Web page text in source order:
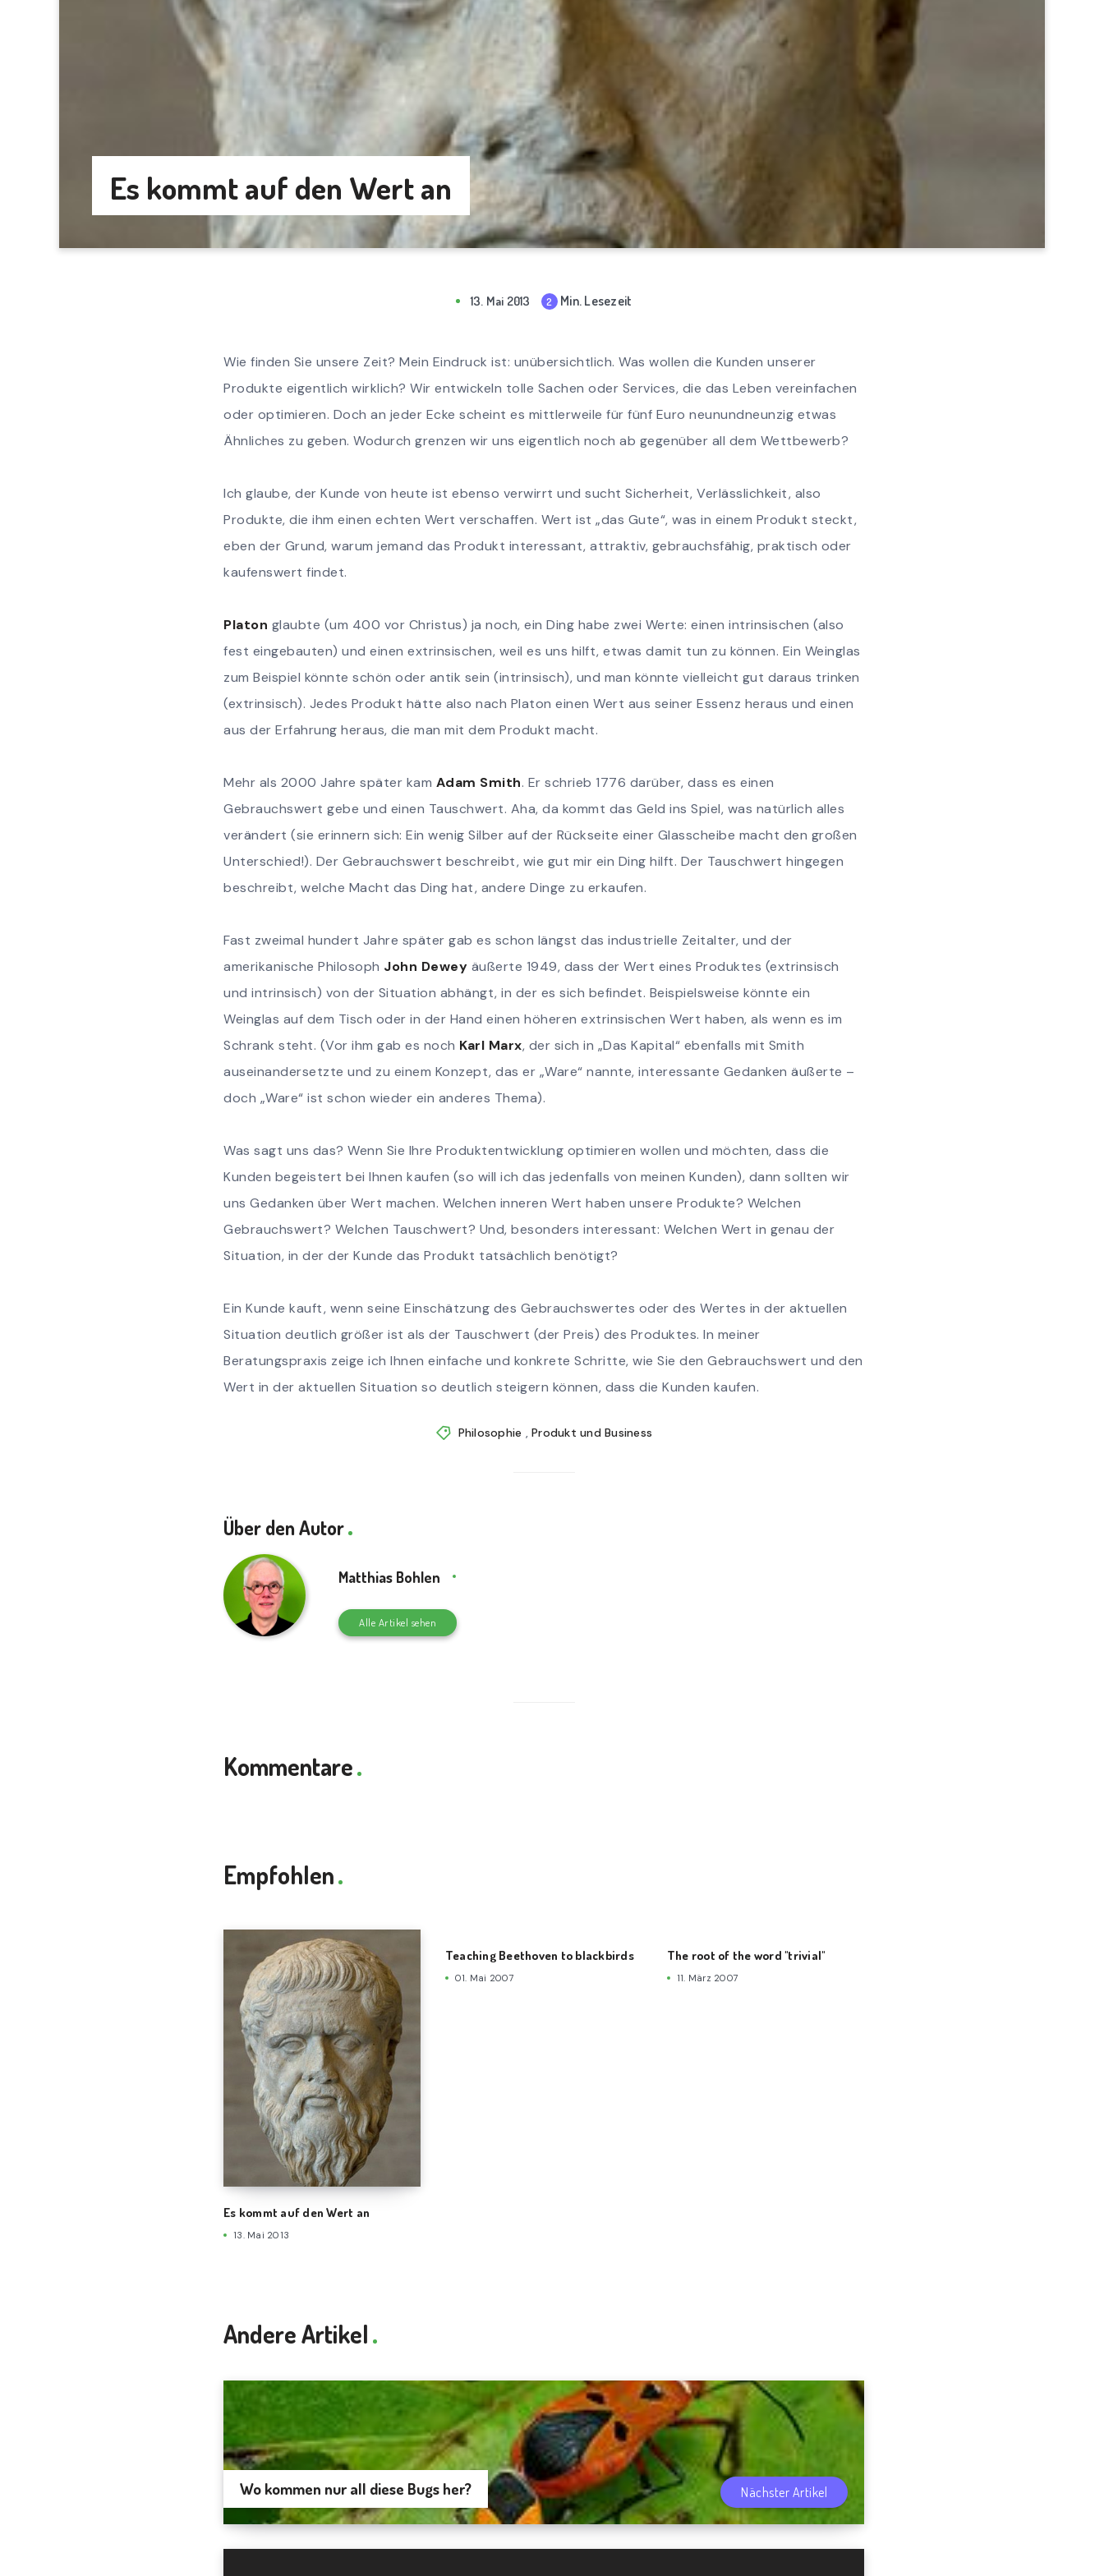
Es kommt auf den Wert an
13. Mai 2013
2
d
Min. Lesezeit
Wie finden Sie unsere Zeit? Mein Eindruck ist: unübersichtlich. Was wollen die Kunden unserer
Produkte eigentlich wirklich? Wir entwickeln tolle Sachen oder Services, die das Leben vereinfachen
oder optimieren. Doch an jeder Ecke scheint es mittlerweile für fünf Euro neunundneunzig etwas
Ähnliches zu geben. Wodurch grenzen wir uns eigentlich noch ab gegenüber all dem Wettbewerb?
Ich glaube, der Kunde von heute ist ebenso verwirrt und sucht Sicherheit, Verlässlichkeit, also
Produkte, die ihm einen echten Wert verschaffen. Wert ist „das Gute“, was in einem Produkt steckt,
eben der Grund, warum jemand das Produkt interessant, attraktiv, gebrauchsfähig, praktisch oder
kaufenswert findet.
Platon glaubte (um 400 vor Christus) ja noch, ein Ding habe zwei Werte: einen intrinsischen (also
fest eingebauten) und einen extrinsischen, weil es uns hilft, etwas damit tun zu können. Ein Weinglas
zum Beispiel könnte schön oder antik sein (intrinsisch), und man könnte vielleicht gut daraus trinken
(extrinsisch). Jedes Produkt hätte also nach Platon einen Wert aus seiner Essenz heraus und einen
aus der Erfahrung heraus, die man mit dem Produkt macht.
Mehr als 2000 Jahre später kam Adam Smith. Er schrieb 1776 darüber, dass es einen
Gebrauchswert gebe und einen Tauschwert. Aha, da kommt das Geld ins Spiel, was natürlich alles
verändert (sie erinnern sich: Ein wenig Silber auf der Rückseite einer Glasscheibe macht den großen
Unterschied!). Der Gebrauchswert beschreibt, wie gut mir ein Ding hilft. Der Tauschwert hingegen
beschreibt, welche Macht das Ding hat, andere Dinge zu erkaufen.
Fast zweimal hundert Jahre später gab es schon längst das industrielle Zeitalter, und der
amerikanische Philosoph John Dewey äußerte 1949, dass der Wert eines Produktes (extrinsisch
und intrinsisch) von der Situation abhängt, in der es sich befindet. Beispielsweise könnte ein
Weinglas auf dem Tisch oder in der Hand einen höheren extrinsischen Wert haben, als wenn es im
Schrank steht. (Vor ihm gab es noch Karl Marx, der sich in „Das Kapital“ ebenfalls mit Smith
auseinandersetzte und zu einem Konzept, das er „Ware“ nannte, interessante Gedanken äußerte –
doch „Ware“ ist schon wieder ein anderes Thema).
Was sagt uns das? Wenn Sie Ihre Produktentwicklung optimieren wollen und möchten, dass die
Kunden begeistert bei Ihnen kaufen (so will ich das jedenfalls von meinen Kunden), dann sollten wir
uns Gedanken über Wert machen. Welchen inneren Wert haben unsere Produkte? Welchen
Gebrauchswert? Welchen Tauschwert? Und, besonders interessant: Welchen Wert in genau der
Situation, in der der Kunde das Produkt tatsächlich benötigt?
Ein Kunde kauft, wenn seine Einschätzung des Gebrauchswertes oder des Wertes in der aktuellen
Situation deutlich größer ist als der Tauschwert (der Preis) des Produktes. In meiner
Beratungspraxis zeige ich Ihnen einfache und konkrete Schritte, wie Sie den Gebrauchswert und den
Wert in der aktuellen Situation so deutlich steigern können, dass die Kunden kaufen.
Philosophie , Produkt und Business
Über den Autor
Matthias Bohlen
Alle Artikel sehen
Kommentare
Empfohlen
Es kommt auf den Wert an
13. Mai 2013
Teaching Beethoven to blackbirds
01. Mai 2007
The root of the word "trivial"
11. März 2007
Andere Artikel
Wo kommen nur all diese Bugs her? Nächster Artikel